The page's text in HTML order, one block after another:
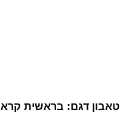
טאבון דגם: בראשית